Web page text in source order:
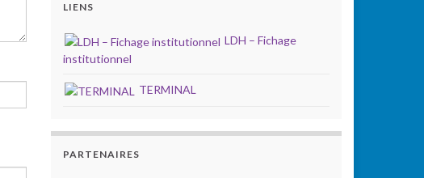
LIENS
LDH – Fichage
institutionnel
TERMINAL
PARTENAIRES